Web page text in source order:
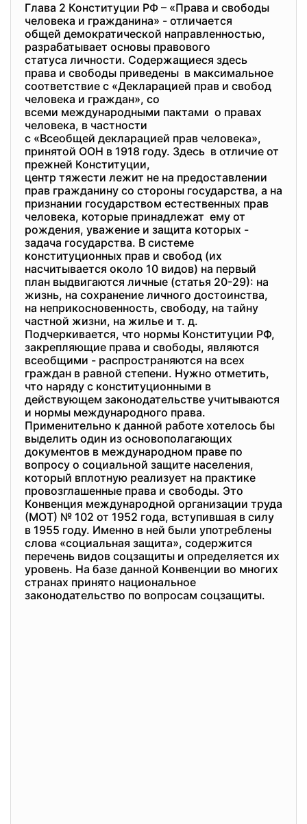
Глава 2 Конституции РФ – «Права и свободы
человека и гражданина» - отличается
общей демократической направленностью,
разрабатывает основы правового
статуса личности. Содержащиеся здесь
права и свободы приведены в максимальное
соответствие с «Декларацией прав и свобод
человека и граждан», со
всеми международными пактами о правах
человека, в частности
с «Всеобщей декларацией прав человека»,
принятой ООН в 1918 году. Здесь в отличие от
прежней Конституции,
центр тяжести лежит не на предоставлении
прав гражданину со стороны государства, а на
признании государством естественных прав
человека, которые принадлежат ему от
рождения, уважение и защита которых -
задача государства. В системе
конституционных прав и свобод (их
насчитывается около 10 видов) на первый
план выдвигаются личные (статья 20-29): на
жизнь, на сохранение личного достоинства,
на неприкосновенность, свободу, на тайну
частной жизни, на жилье и т. д.
Подчеркивается, что нормы Конституции РФ,
закрепляющие права и свободы, являются
всеобщими - распространяются на всех
граждан в равной степени. Нужно отметить,
что наряду с конституционными в
действующем законодательстве учитываются
и нормы международного права.
Применительно к данной работе хотелось бы
выделить один из основополагающих
документов в международном праве по
вопросу о социальной защите населения,
который вплотную реализует на практике
провозглашенные права и свободы. Это
Конвенция международной организации труда
(МОТ) № 102 от 1952 года, вступившая в силу
в 1955 году. Именно в ней были употреблены
слова «социальная защита», содержится
перечень видов соцзащиты и определяется их
уровень. На базе данной Конвенции во многих
странах принято национальное
законодательство по вопросам соцзащиты.